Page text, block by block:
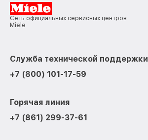
Сеть официальных сервисных центров
Miele
Служба технической поддержки
+7 (800) 101-17-59
Горячая линия
+7 (861) 299-37-61